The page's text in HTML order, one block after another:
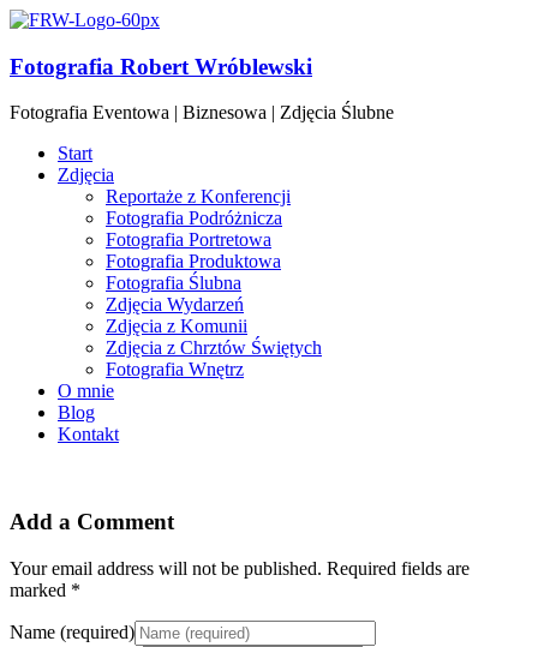
Fotografia Robert Wróblewski
Fotografia Eventowa | Biznesowa | Zdjęcia Ślubne
Start
Zdjęcia
Reportaże z Konferencji
Fotografia Podróżnicza
Fotografia Portretowa
Fotografia Produktowa
Fotografia Ślubna
Zdjęcia Wydarzeń
Zdjęcia z Komunii
Zdjęcia z Chrztów Świętych
Fotografia Wnętrz
O mnie
Blog
Kontakt
Add a Comment
Your email address will not be published. Required fields are
marked *
Name (required)